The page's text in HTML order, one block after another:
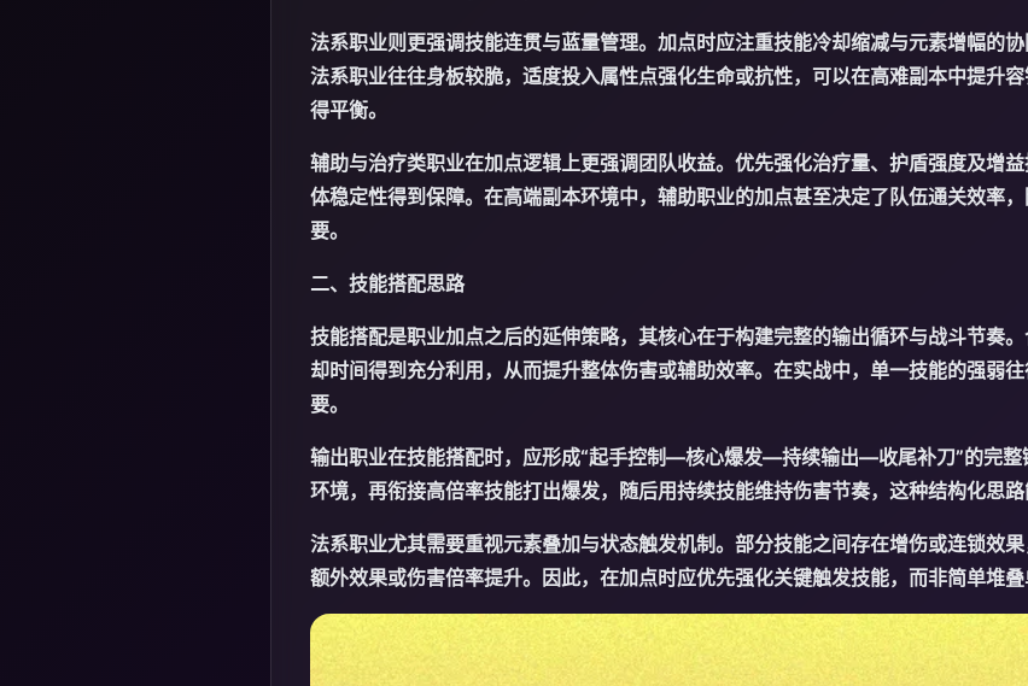
法系职业则更强调技能连贯与蓝量管理。加点时应注重技能冷却缩减与元素增幅的协
法系职业往往身板较脆，适度投入属性点强化生命或抗性，可以在高难副本中提升
得平衡。
辅助与治疗类职业在加点逻辑上更强调团队收益。优先强化治疗量、护盾强度及增
体稳定性得到保障。在高端副本环境中，辅助职业的加点甚至决定了队伍通关效率
要。
二、技能搭配思路
技能搭配是职业加点之后的延伸策略，其核心在于构建完整的输出循环与战斗节奏
却时间得到充分利用，从而提升整体伤害或辅助效率。在实战中，单一技能的强弱
要。
输出职业在技能搭配时，应形成“起手控制—核心爆发—持续输出—收尾补刀”的完整
环境，再衔接高倍率技能打出爆发，随后用持续技能维持伤害节奏，这种结构化思路
法系职业尤其需要重视元素叠加与状态触发机制。部分技能之间存在增伤或连锁效
额外效果或伤害倍率提升。因此，在加点时应优先强化关键触发技能，而非简单堆叠